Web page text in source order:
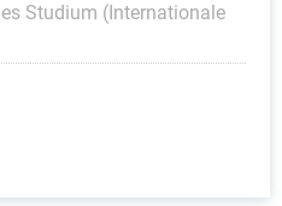
Studium (Internationale